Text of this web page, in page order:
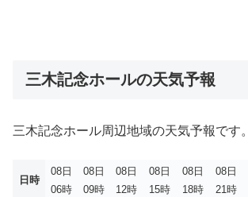
三木記念ホールの天気予報
三木記念ホール周辺地域の天気予報です。
日時
08日
06時
08日
09時
08日
12時
08日
15時
08日
18時
08日
21時